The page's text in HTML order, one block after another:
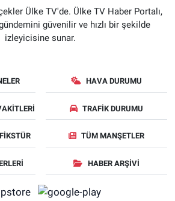
Ülke TV'de. Ülke TV Haber Portalı,
güvenilir ve hızlı bir şekilde
izleyicisine sunar.
HAVA DURUMU
TRAFIK DURUMU
TÜM MANŞETLER
HABER ARŞIVI